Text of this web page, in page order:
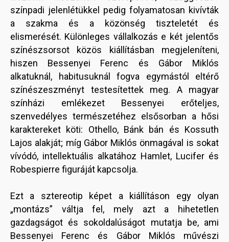
színpadi jelenlétükkel pedig folyamatosan kivívták
a szakma és a közönség tiszteletét és
elismerését. Különleges vállalkozás e két jelentős
színészsorsot közös kiállításban megjeleníteni,
hiszen Bessenyei Ferenc és Gábor Miklós
alkatuknál, habitusuknál fogva egymástól eltérő
színészeszményt testesítettek meg. A magyar
színházi emlékezet Bessenyei erőteljes,
szenvedélyes természetéhez elsősorban a hősi
karaktereket köti: Othello, Bánk bán és Kossuth
Lajos alakját; míg Gábor Miklós önmagával is sokat
vívódó, intellektuális alkatához Hamlet, Lucifer és
Robespierre figuráját kapcsolja.
Ezt a sztereotip képet a kiállításon egy olyan
„montázs” váltja fel, mely azt a hihetetlen
gazdagságot és sokoldalúságot mutatja be, ami
Bessenyei Ferenc és Gábor Miklós művészi